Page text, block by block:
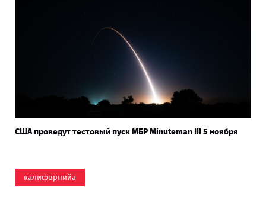
США проведут тестовый пуск МБР Minuteman III 5 ноября
калифорнийа